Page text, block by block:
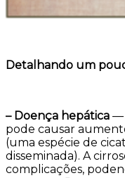
Detalhando um
– Doença hepática —
pode causar
(uma espécie de
disseminada). A
complicações,